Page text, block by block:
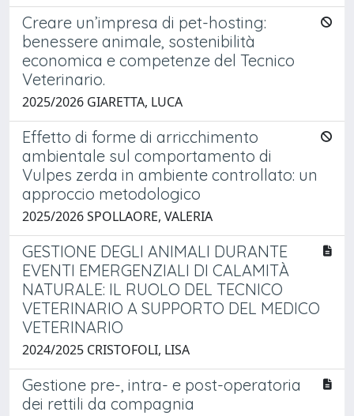
Creare un’impresa di pet-hosting:
benessere animale, sostenibilità
economica e competenze del Tecnico
Veterinario.
2025/2026 GIARETTA, LUCA
Effetto di forme di arricchimento
ambientale sul comportamento di
Vulpes zerda in ambiente controllato: un
approccio metodologico
2025/2026 SPOLLAORE, VALERIA
GESTIONE DEGLI ANIMALI DURANTE
EVENTI EMERGENZIALI DI CALAMITÀ
NATURALE: IL RUOLO DEL TECNICO
VETERINARIO A SUPPORTO DEL MEDICO
VETERINARIO
2024/2025 CRISTOFOLI, LISA
Gestione pre-, intra- e post-operatoria
dei rettili da compagnia